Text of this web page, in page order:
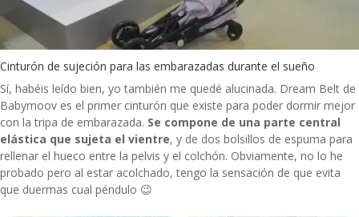
Cinturón de sujeción para las embarazadas durante el sueño
Sí, habéis leído bien, yo también me quedé alucinada. Dream Belt de
Babymoov es el primer cinturón que existe para poder dormir mejor
con la tripa de embarazada. Se compone de una parte central
elástica que sujeta el vientre, y de dos bolsillos de espuma para
rellenar el hueco entre la pelvis y el colchón. Obviamente, no lo he
probado pero al estar acolchado, tengo la sensación de que evita
que duermas cual péndulo 😉